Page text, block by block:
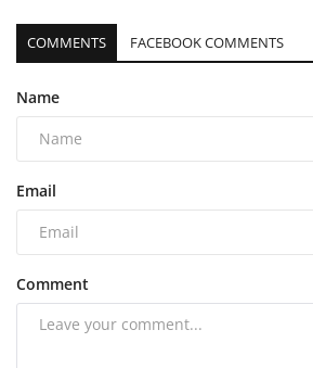
COMMENTS FACEBOOK COMMENTS
Name
Email
Comment